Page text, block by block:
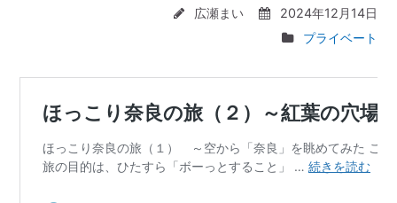
広瀬まい
2024年12月14日
プライベート